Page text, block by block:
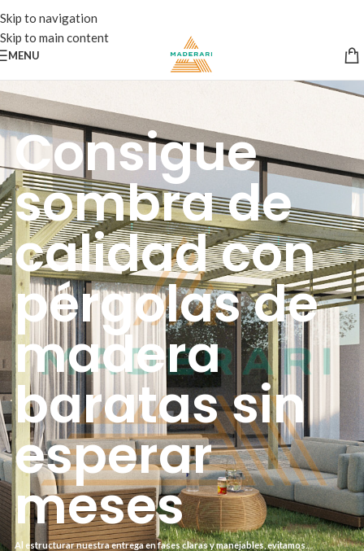
Skip to navigation
Skip to main content
MENU
Consigue
sombra de
calidad con
pérgolas de
madera
baratas sin
esperar
meses
Al estructurar nuestra entrega en fases claras y manejables, evitamos